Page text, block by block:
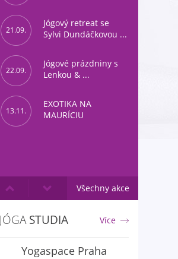
21.09.
Jógový retreat se
Sylvi Dundáčkovou ...
22.09.
Jógové prázdniny s
Lenkou & ...
13.11.
EXOTIKA NA
MAURÍCIU
Všechny akce
JÓGASTUDIA Více
Jóga Prostor